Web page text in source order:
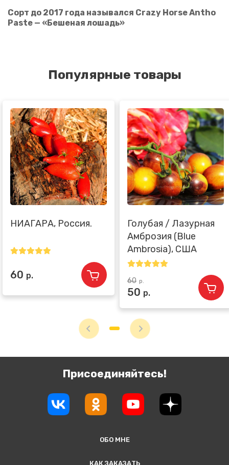
Сорт до 2017 года назывался Crazy Horse Antho
Paste — «Бешеная лошадь»
Популярные товары
НИАГАРА, Россия.
60 р.
Голубая / Лазурная
Амброзия (Blue
Ambrosia), США
60 р.
50 р.
Присоединяйтесь!
ОБО МНЕ
КАК ЗАКАЗАТЬ